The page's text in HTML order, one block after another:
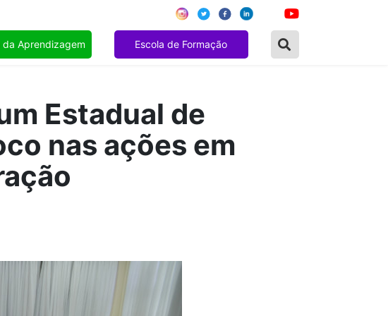
da Aprendizagem Escola de Formação
Estadual de
nas ações em